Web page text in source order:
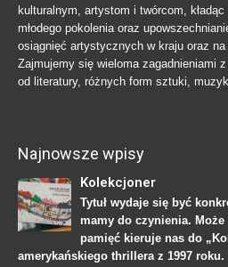
kulturalnym, artystom i twórcom,
młodego pokolenia oraz
osiągnięć artystycznych w kraju oraz na
Zajmujemy się wieloma zagadnieniami
od literatury, różnych form sztuki,
Najnowsze wpisy
Kolekcjoner
Tytuł wydaje się być
mamy do czynienia.
pamięć kieruje nas do
amerykańskiego thrillera z 1997 roku.